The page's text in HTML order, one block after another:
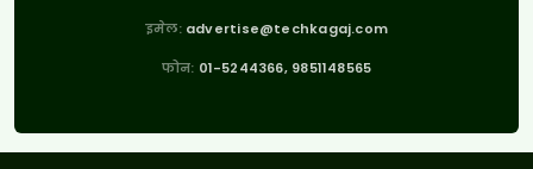
इमेल: advertise@techkagaj.com
फोन: 01-5244366, 9851148565